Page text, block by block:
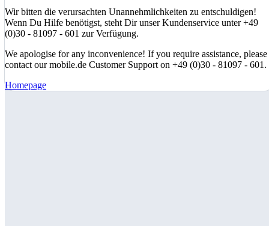
Wir bitten die verursachten Unannehmlichkeiten zu entschuldigen!
Wenn Du Hilfe benötigst, steht Dir unser Kundenservice unter +49
(0)30 - 81097 - 601 zur Verfügung.
We apologise for any inconvenience! If you require assistance, please
contact our mobile.de Customer Support on +49 (0)30 - 81097 - 601.
Homepage